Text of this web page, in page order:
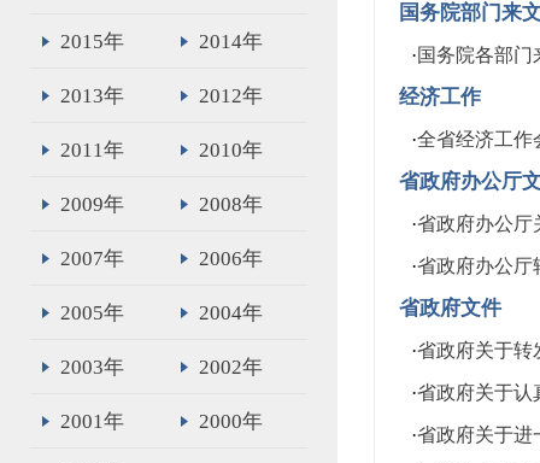
2015年 2014年
2013年 2012年
2011年 2010年
2009年 2008年
2007年 2006年
2005年 2004年
2003年 2002年
2001年 2000年
国务院部门来
·国务院各部门
经济工作
·全省经济工作
省政府办公厅
·省政府办公厅
·省政府办公厅
省政府文件
·省政府关于转
·省政府关于认
·省政府关于进